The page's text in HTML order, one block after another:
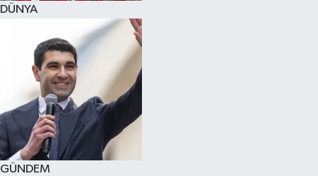
DÜNYA
GÜNDEM
KÜLTÜR SANAT
FRAGMANLAR